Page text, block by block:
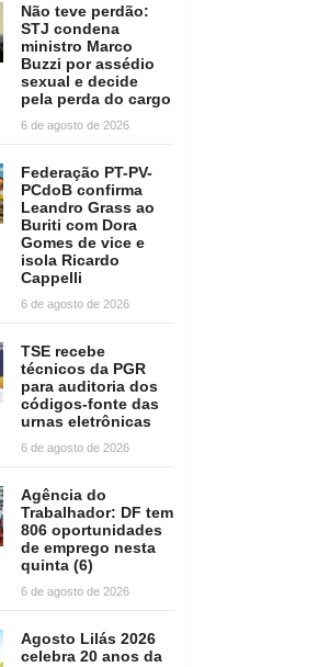
Não teve perdão:
STJ condena
ministro Marco
Buzzi por assédio
sexual e decide
pela perda do cargo
6 de agosto de 2026
Federação PT-PV-
PCdoB confirma
Leandro Grass ao
Buriti com Dora
Gomes de vice e
isola Ricardo
Cappelli
6 de agosto de 2026
TSE recebe
técnicos da PGR
para auditoria dos
códigos-fonte das
urnas eletrônicas
6 de agosto de 2026
Agência do
Trabalhador: DF tem
806 oportunidades
de emprego nesta
quinta (6)
6 de agosto de 2026
Agosto Lilás 2026
celebra 20 anos da